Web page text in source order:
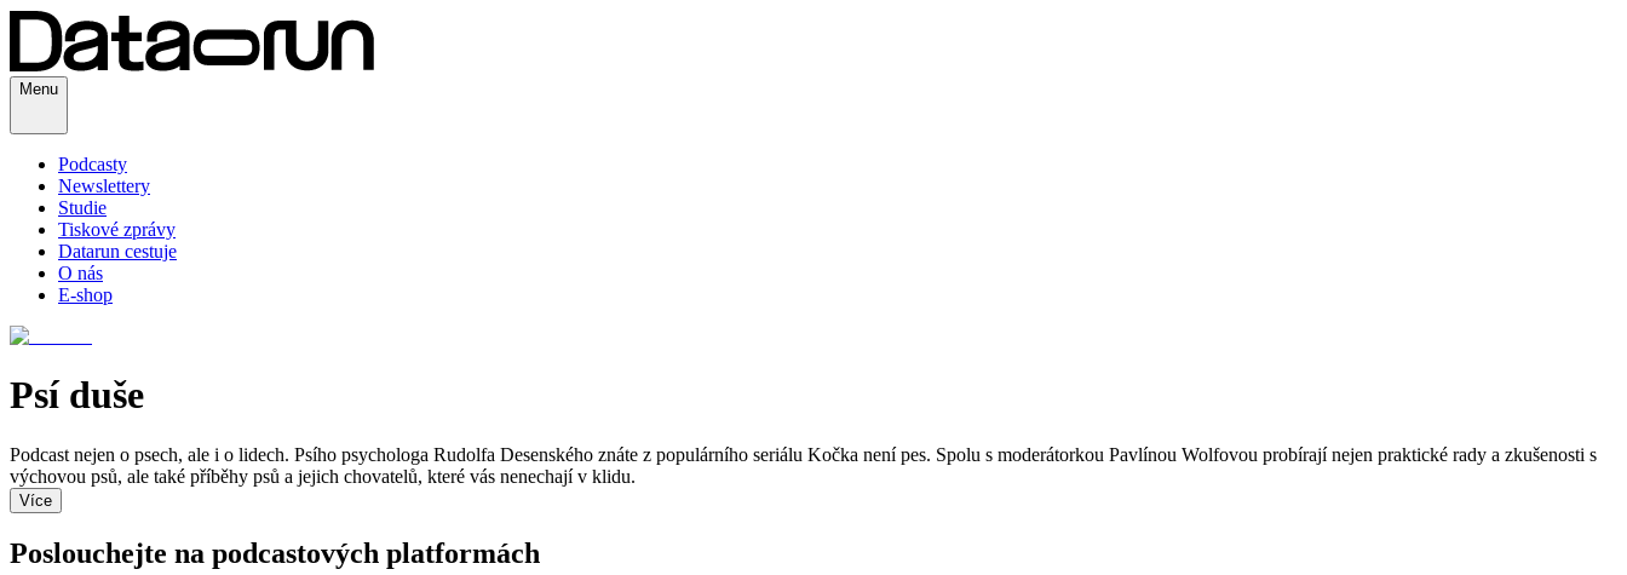
Menu
Podcasty
Newslettery
Studie
Tiskové zprávy
Datarun cestuje
O nás
E-shop
Psí duše
Podcast nejen o psech, ale i o lidech. Psího psychologa Rudolfa Desenského znáte z populárního seriálu Kočka není pes. Spolu s moderátorkou Pavlínou Wolfovou probírají nejen praktické rady a zkušenosti s
výchovou psů, ale také příběhy psů a jejich chovatelů, které vás nenechají v klidu.
Více
Poslouchejte na podcastových platformách